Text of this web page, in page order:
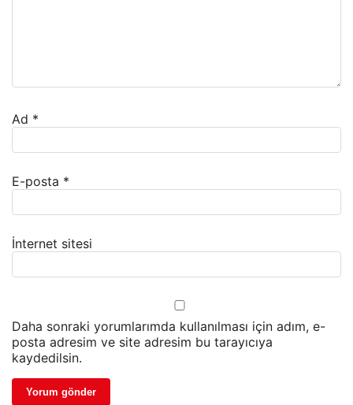
Ad *
E-posta *
İnternet sitesi
Daha sonraki yorumlarımda kullanılması için adım, e-
posta adresim ve site adresim bu tarayıcıya
kaydedilsin.